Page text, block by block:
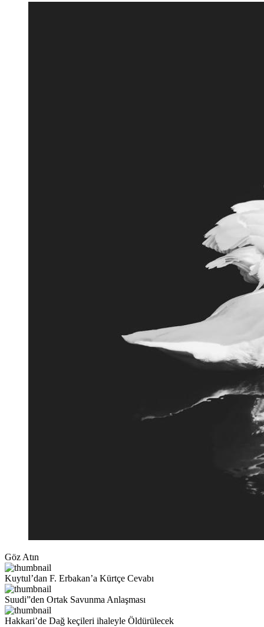
Göz Atın
Kuytul’dan F. Erbakan’a Kürtçe Cevabı
Suudi”den Ortak Savunma Anlaşması
Hakkari’de Dağ keçileri ihaleyle Öldürülecek